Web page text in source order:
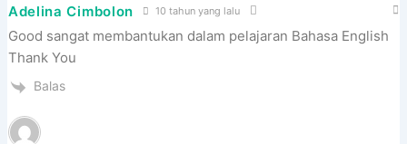
Adelina Cimbolon 10 tahun yang lalu
Good sangat membantukan dalam pelajaran Bahasa English
Thank You
Balas